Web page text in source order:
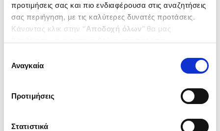
προτιμήσεις σας και πιο ενδιαφέρουσα στις αναζητήσεις
σας περιήγηση, με τις καλύτερες δυνατές προτάσεις.
Κάνοντας κλικ στην ‘’Αποδοχή όλων’’ θα μας
ενδιαφέρουν και να επιλέξετε από τα παρακάτω με την
΄΄και να ενημερωθείτε σχετικά με
συγκατάθεσης
Αναγκαία
Προτιμήσεις
Στατιστικά